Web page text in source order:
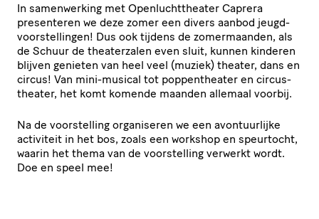
In samen­wer­king met Open­lucht­the­ater Caprera
presenteren we deze zomer een divers aanbod jeugd­
voor­stel­lingen! Dus ook tijdens de zomer­maanden, als
de Schuur de thea­ter­zalen even sluit, kunnen kinderen
blijven genieten van heel veel (muziek) theater, dans en
circus! Van mini-musical tot poppen­the­ater en circus­
the­ater, het komt komende maanden allemaal voorbij.
Na de voor­stel­ling organiseren we een avon­tuur­lijke
activiteit in het bos, zoals een workshop en speurtocht,
waarin het thema van de voor­stel­ling verwerkt wordt.
Doe en speel mee!